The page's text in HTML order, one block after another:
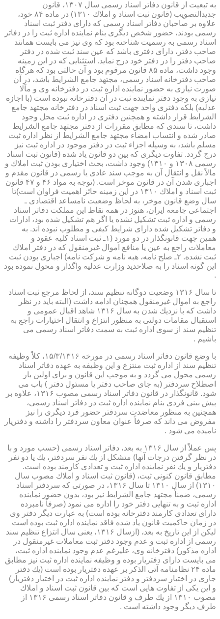
به تبعیت از قانون دفاتر اسناد رسمی سال ۱۳۰۷، قانون
جدیدالتصویب (قانون ثبت اسناد و املاك ۱۳۱۰) در ماده ۸۴ خود،
علاوه بر صاحبان دفاتر اسناد رسمی كه دارای دفتر ثبت اسناد
رسمی بودند، حضور شخص دیگری بنام نماینده اداره ثبت را در دفاتر
اسناد رسمی به رسمیت شناخته بود كه وی نیز می بایست همانند
صاحب دفتر، دارای دفتری باشد كه عین سند ثبت شده در دفتر
صاحب دفتر را در دفتر خود درج نماید. استثنایی كه در این زمینه
وجود داشت، ماده ۸۵ قانون مرقوم بود و آن حالتی بود كه هرگاه
صاحب دفترخانه اسناد رسمی، مجتهد جامع الشرایط باشد، در آن
صورت نیازی به حضور نماینده اداره ثبت در دفترخانه وی و مآلا
نیازی به وجود دفتر نماینده ثبت در آن دفترخانه نبوده است (با اجازه
عدلیه) بلكه دفتری واحد جهت ثبت اسناد در دفترخانه مجتهد جامع
الشرایط قرار داشته و همچنین دفتری در اداره ثبت محل وجود
داشت، تا سندی كه مطابق مقررات از دفتر مجتهد جامع الشرایط
صادر شده و انتساب امضاء مجتهد جامع الشرایط از نظر اداره ثبت
مسلم باشد، به وسیله اجزاء ثبت در دفتر موجود در اداره ثبت نیز
درج گردد. تفاوت دیگری كه بین دو قانون یاد شده (قانون ثبت اسناد
رسمی ۱۳۰۸ و ۱۳۱۰) وجود داشت، بحث اختیاری بودن ثبت املاك و
مالاً نقل و انتقال آن به موجب سند عادی یا رسمی در قانون مقدم و
اجباری شدن آن در قانون موخر است. (توجه به مواد ۴۶ و ۴۷ قانون
ثبت اسناد و املاك ۱۳۱۰ در این زمینه حائز اهمیت فراوان است)تا
سال وضع قانون موخر، به لحاظ وضعیت نامساعد اقتصادی ـ
اجتماعی جامعه ایران، هنوز در همه نقاط این مملكت دفاتر اسناد
رسمی و اداره ثبت تشكیل نشده یا اگر هم تشكیل شده بود، ادارات
و دفاتر تشكیل شده دارای شرایط كیفی و مطلوب نبوده اند. به
همین جهت قانونگذار در دو مورد (۱ـ ثبت اسناد كلیه عقود و
معاملات راجع به عین یا منافع اموال غیرمنقول كه در دفتر املاك
ثبت نشده. ۲ـ صلح نامه، هبه نامه و شركت نامه) اجباری بودن ثبت
این گونه اسناد را به صلاحدید وزارت عدلیه واگذار و محول نموده بود
.
تا سال ۱۳۱۶ وضعیت دوگانه تنظیم سند، از لحاظ مرجع ثبت اسناد
راجع به اموال غیرمنقول همچنان ادامه داشت (البته باید در نظر
داشت كه با نزدیك شدن به سال ۱۳۱۶ شاهد اقبال عمومی و
استقبال مقامات دولتی به منظور انتزاع و انتقال اختیارات راجع به
تنظیم سند از سوی اداره ثبت به سمت دفاتر اسناد رسمی می
باشیم .
با وضع قانون دفاتر اسناد رسمی در مورخه ۱۵/۳/۱۳۱۶، كلاً وظیفه
تنظیم سند از اداره ثبت منتزع و این وظیفه به عهده دفاتر اسناد
رسمی محول می گردد و به موجب این قانون و برای اولین بار
اصطلاح سردفتر (به جای صاحب دفتر یا مسئول دفتر ) باب می
شود. قانونگذار در قانون دفاتر اسناد رسمی مصوب ۱۳۱۶، علاوه بر
پیش بینی فردی بنام نماینده اداره ثبت در دفاتر اسناد رسمی،
همچنین به منظور معاضدت سردفتر حضور فرد دیگری را نیز
مفروض می داند كه صرفاً عنوان معاون سردفتر را داشته و دفتریار
نامیده می شود .
پس عملاً از سال ۱۳۱۶ به بعد، دفاتر اسناد رسمی (حسب مورد و با
در نظر گرفتن درجات آنها) متشكل از یك نفر سردفتر، یك یا دو نفر
دفتریار و یك نفر نماینده اداره ثبت و تعدادی كارمند بوده است.
مطابق قانون كنونی ثبت، (قانون ثبت اسناد و املاك مصوب سال
۱۳۱۰) از سال ۱۳۱۰ تا سال ۱۳۱۶، در صورتی كه سردفتر اسناد
رسمی، ضمناً مجتهد جامع الشرایط نیز بود، بدون حضور نماینده
اداره ثبت و به تنهایی دفتر خود را اداره می نمود (صرفاً نامبرده
دارای تعدادی كارمند دفترخانه بوده است) به عبارت دیگر دفتر وی
در زمان حاكمیت قانون یاد شده فاقد نماینده اداره ثبت بوده است
لیكن از این تاریخ به بعد، (ازسال ۱۳۱۶، یعنی سال انتزاع تنظیم سند
رسمی از اداره ثبت و عدم وجود دفتر ثبت معاملات غیرمنقول در
اداره مذكور) دفترخانه وی، علیرغم عدم وجود نماینده اداره ثبت،
می بایست دارای دفتریار بوده و وظیفه نماینده اداره ثبت نیز مطابق
ماده ۲۴ نظامنامه آتی الذكر بر عهده دفتریار بوده است (یك دفتر
جاری در اختیار سردفتر و دفتر نماینده اداره ثبت در اختیار دفتریار)
و این یكی از تفاوت هایی است كه بین قانون ثبت اسناد و املاك
مصوب ۱۳۱۰ از یك طرف و قانون دفاتر اسناد رسمی ۱۳۱۶ از
طرف دیگر وجود داشته است .